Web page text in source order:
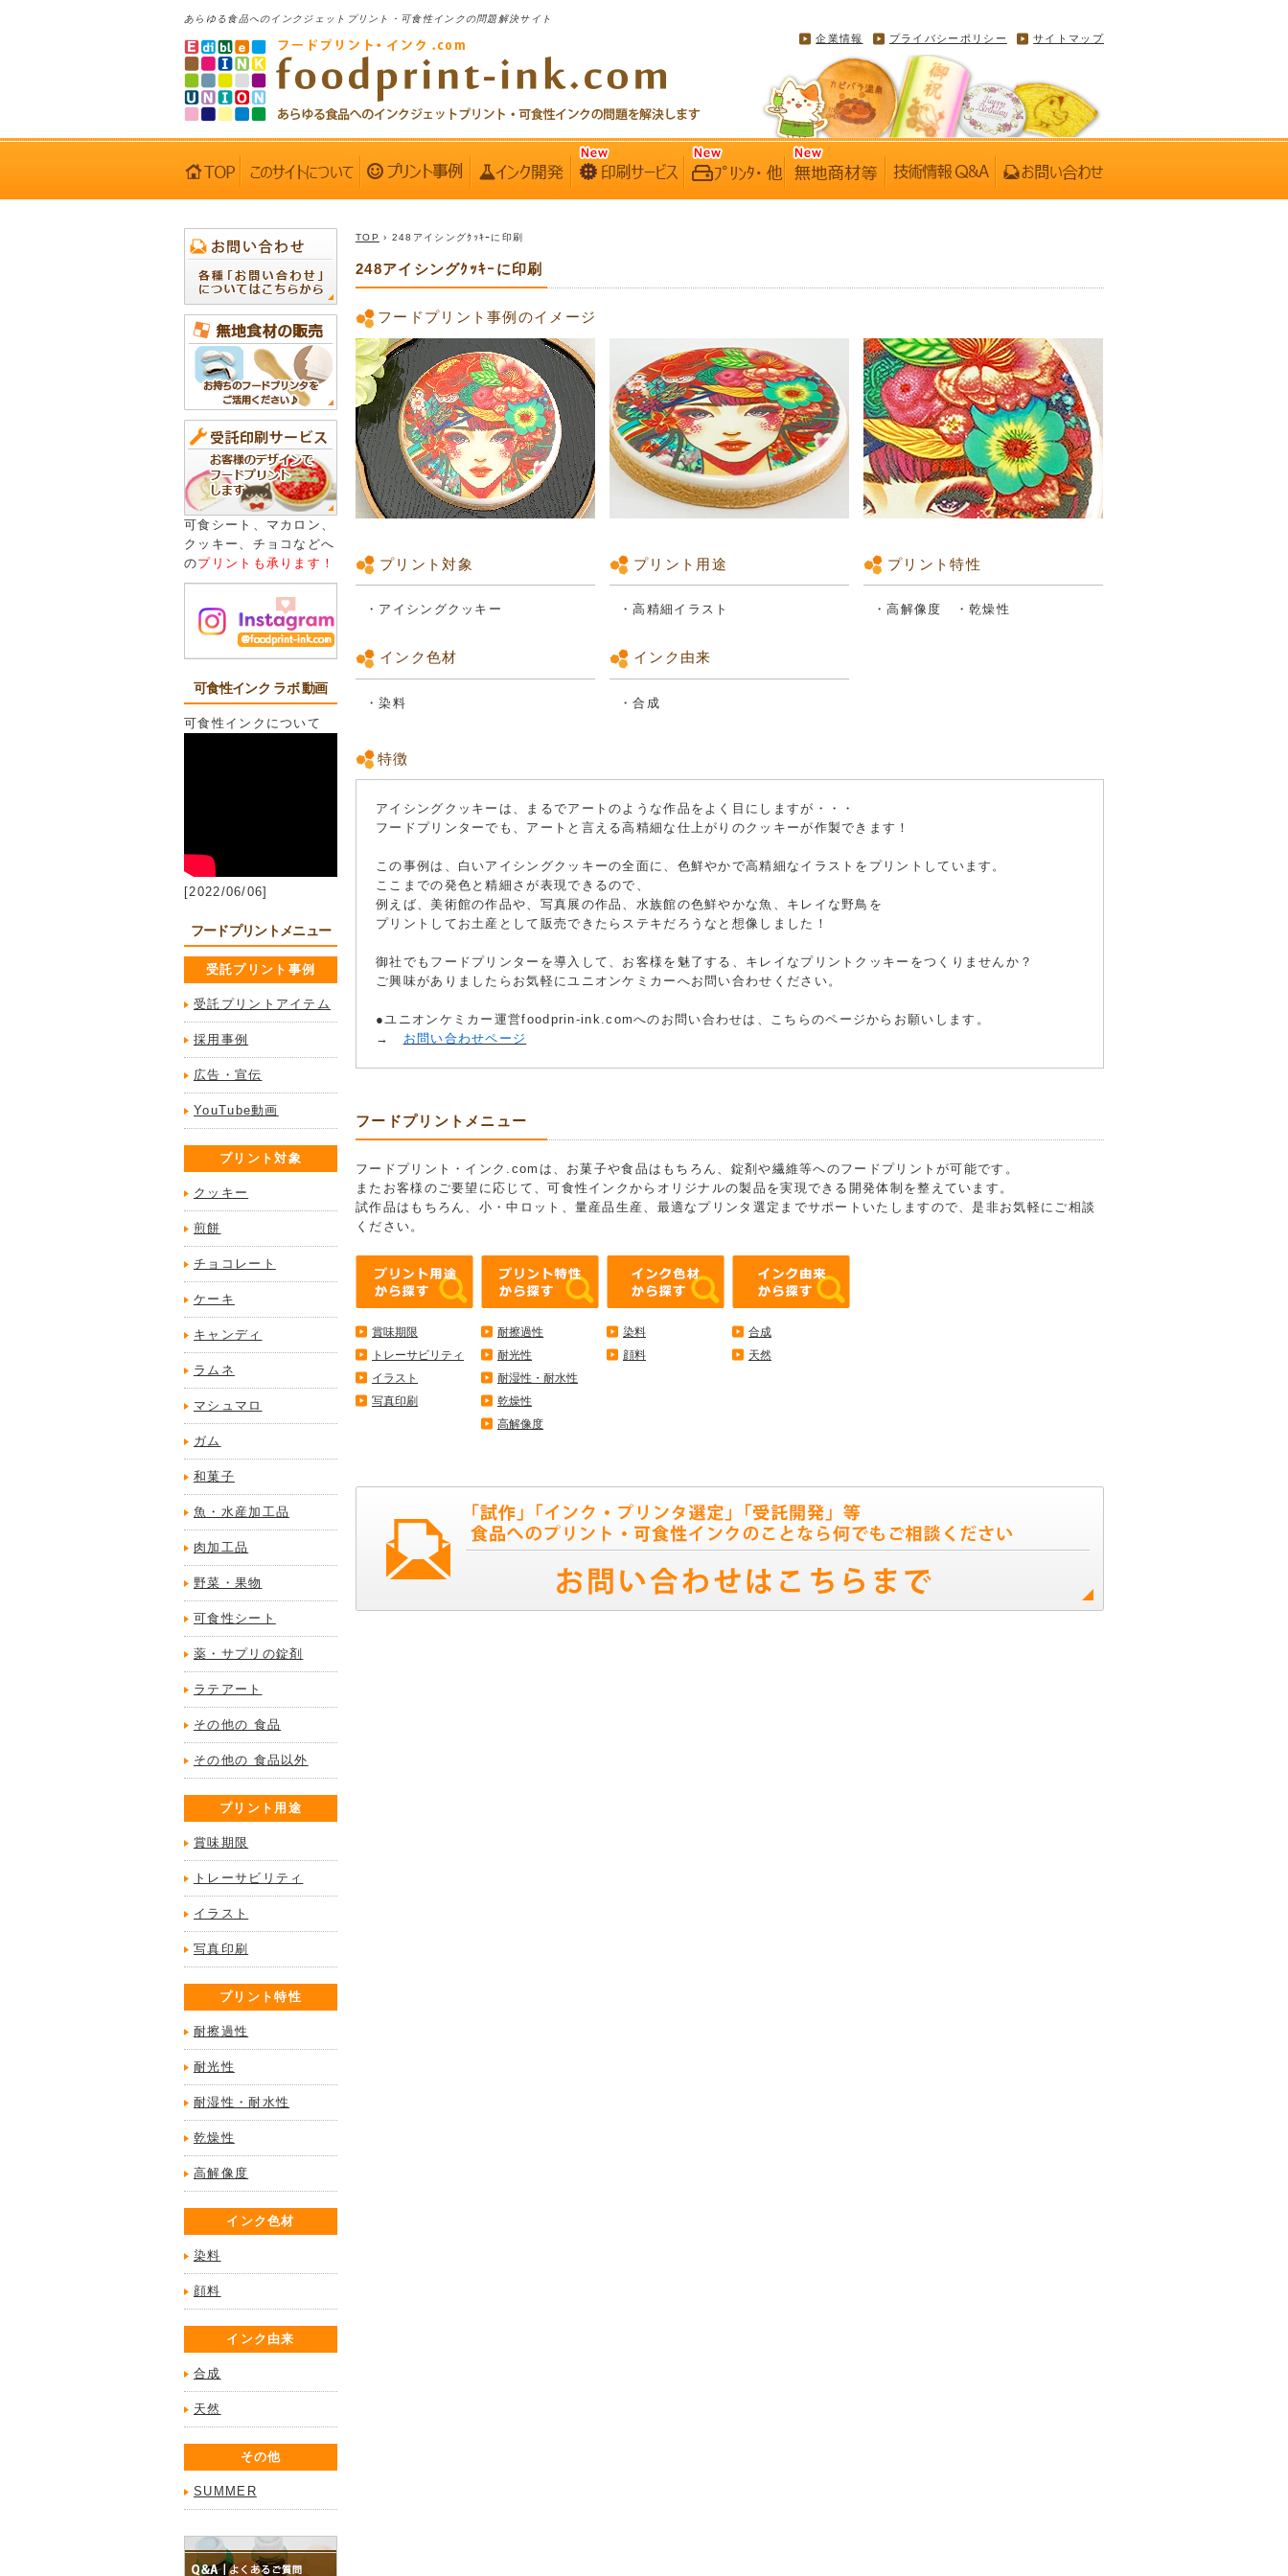
あらゆる食品へのインクジェットプリント・可食性インクの問題解決サイト
企業情報 プライバシーポリシー サイトマップ
可食シート、マカロン、
クッキー、チョコなどへ
のプリントも承ります！
可食性インク ラボ 動画
可食性インクについて
[2022/06/06]
フードプリントメニュー
受託プリント事例
受託プリントアイテム
採用事例
広告・宣伝
YouTube動画
プリント対象
クッキー
煎餅
チョコレート
ケーキ
キャンディ
ラムネ
マシュマロ
ガム
和菓子
魚・水産加工品
肉加工品
野菜・果物
可食性シート
薬・サプリの錠剤
ラテアート
その他の 食品
その他の 食品以外
プリント用途
賞味期限
トレーサビリティ
イラスト
写真印刷
プリント特性
耐擦過性
耐光性
耐湿性・耐水性
乾燥性
高解像度
インク色材
染料
顔料
インク由来
合成
天然
その他
SUMMER
TOP › 248アイシングｸｯｷｰに印刷
248アイシングｸｯｷｰに印刷
フードプリント事例のイメージ
プリント対象
・アイシングクッキー
プリント用途
・高精細イラスト
プリント特性
・高解像度 ・乾燥性
インク色材
・染料
インク由来
・合成
特徴
アイシングクッキーは、まるでアートのような作品をよく目にしますが・・・
フードプリンターでも、アートと言える高精細な仕上がりのクッキーが作製できます！
この事例は、白いアイシングクッキーの全面に、色鮮やかで高精細なイラストをプリントしています。
ここまでの発色と精細さが表現できるので、
例えば、美術館の作品や、写真展の作品、水族館の色鮮やかな魚、キレイな野鳥を
プリントしてお土産として販売できたらステキだろうなと想像しました！
御社でもフードプリンターを導入して、お客様を魅了する、キレイなプリントクッキーをつくりませんか？
ご興味がありましたらお気軽にユニオンケミカーへお問い合わせください。
●ユニオンケミカー運営foodprin-ink.comへのお問い合わせは、こちらのページからお願いします。
→ お問い合わせページ
フードプリントメニュー
フードプリント・インク.comは、お菓子や食品はもちろん、錠剤や繊維等へのフードプリントが可能です。
またお客様のご要望に応じて、可食性インクからオリジナルの製品を実現できる開発体制を整えています。
試作品はもちろん、小・中ロット、量産品生産、最適なプリンタ選定までサポートいたしますので、是非お気軽にご相談
ください。
賞味期限
トレーサビリティ
イラスト
写真印刷
耐擦過性
耐光性
耐湿性・耐水性
乾燥性
高解像度
染料
顔料
合成
天然